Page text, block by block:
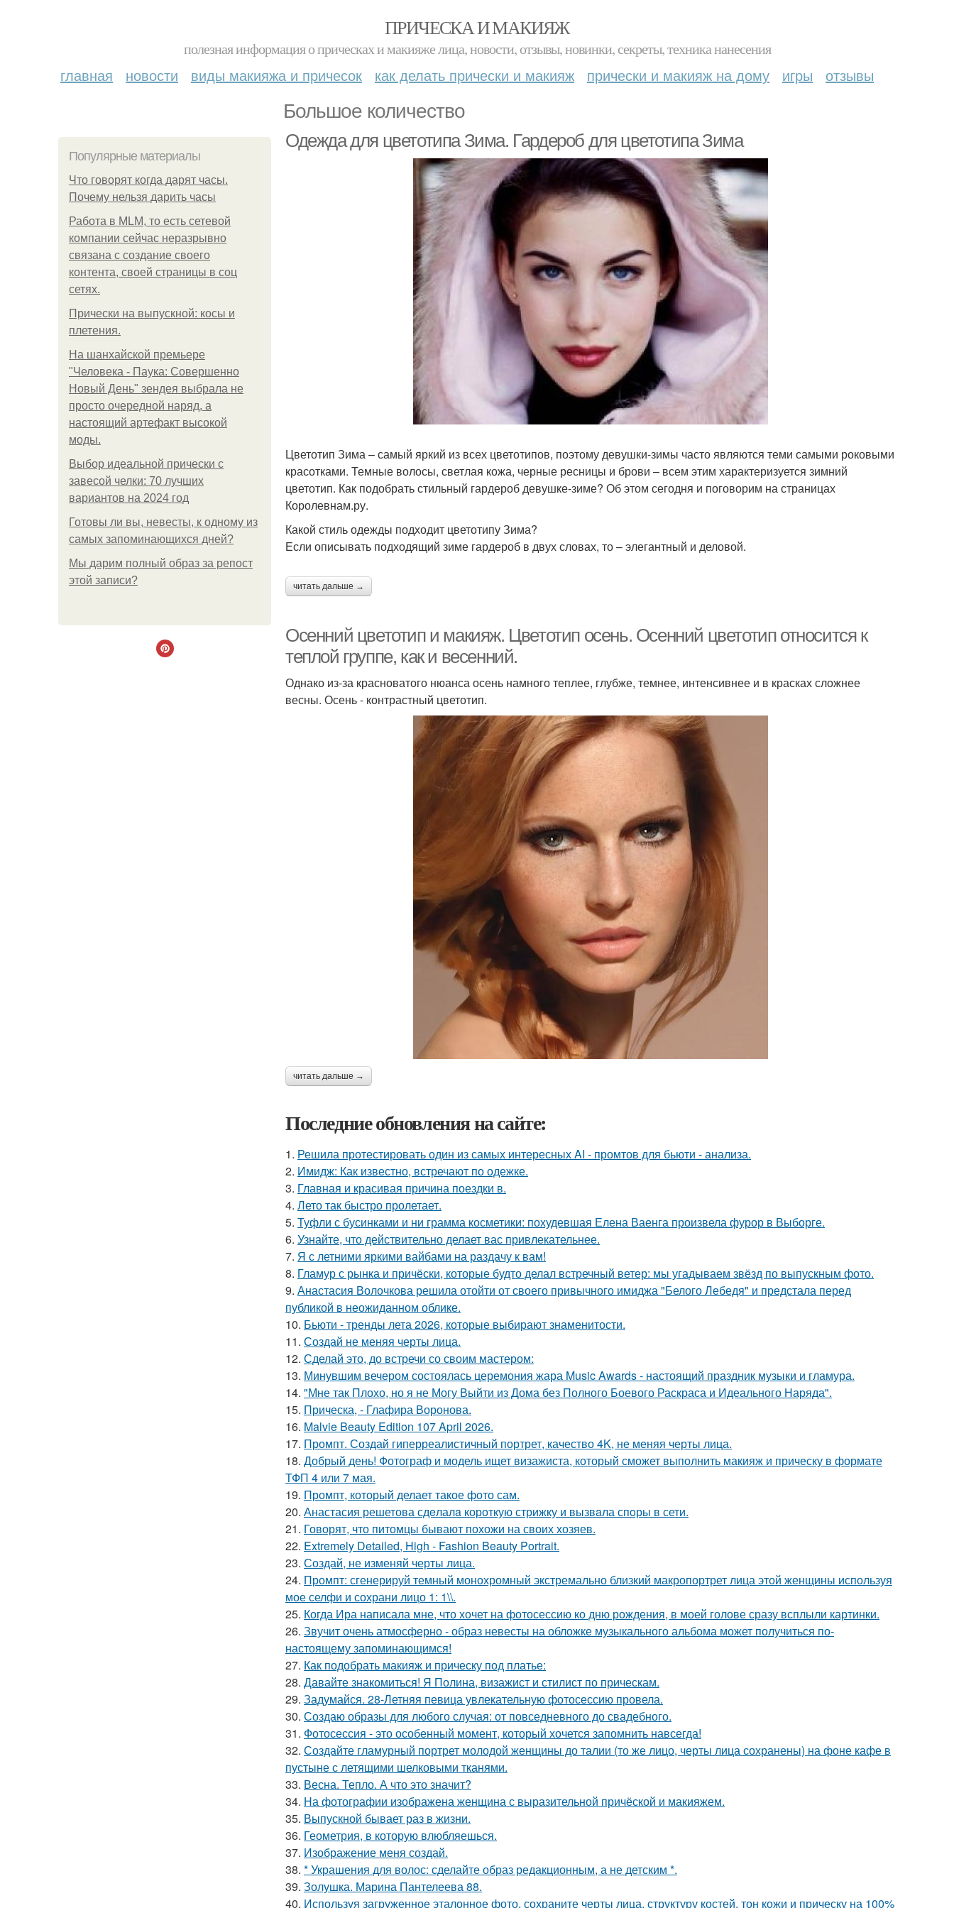
ПРИЧЕСКА И МАКИЯЖ
полезная информация о прическах и макияже лица, новости, отзывы, новинки, секреты, техника нанесения
главная новости виды макияжа и причесок как делать прически и макияж прически и макияж на дому игры отзывы
Большое количество
Популярные материалы
Что говорят когда дарят часы.
Почему нельзя дарить часы
Работа в MLM, то есть сетевой
компании сейчас неразрывно
связана с создание своего
контента, своей страницы в соц
сетях.
Прически на выпускной: косы и
плетения.
На шанхайской премьере
"Человека - Паука: Совершенно
Новый День" зендея выбрала не
просто очередной наряд, а
настоящий артефакт высокой
моды.
Выбор идеальной прически с
завесой челки: 70 лучших
вариантов на 2024 год
Готовы ли вы, невесты, к одному из
самых запоминающихся дней?
Мы дарим полный образ за репост
этой записи?
Одежда для цветотипа Зима. Гардероб для цветотипа Зима
Цветотип Зима – самый яркий из всех цветотипов, поэтому девушки-зимы часто являются теми самыми роковыми
красотками. Темные волосы, светлая кожа, черные ресницы и брови – всем этим характеризуется зимний
цветотип. Как подобрать стильный гардероб девушке-зиме? Об этом сегодня и поговорим на страницах
Королевнам.ру.
Какой стиль одежды подходит цветотипу Зима?
Если описывать подходящий зиме гардероб в двух словах, то – элегантный и деловой.
читать дальше →
Осенний цветотип и макияж. Цветотип осень. Осенний цветотип относится к
теплой группе, как и весенний.
Однако из-за красноватого нюанса осень намного теплее, глубже, темнее, интенсивнее и в красках сложнее
весны. Осень - контрастный цветотип.
читать дальше →
Последние обновления на сайте:
1. Решила протестировать один из самых интересных AI - промтов для бьюти - анализа.
2. Имидж: Как известно, встречают по одежке.
3. Главная и красивая причина поездки в.
4. Лето так быстро пролетает.
5. Туфли с бусинками и ни грамма косметики: похудевшая Елена Ваенга произвела фурор в Выборге.
6. Узнайте, что действительно делает вас привлекательнее.
7. Я с летними яркими вайбами на раздачу к вам!
8. Гламур с рынка и причёски, которые будто делал встречный ветер: мы угадываем звёзд по выпускным фото.
9. Анастасия Волочкова решила отойти от своего привычного имиджа "Белого Лебедя" и предстала перед
публикой в неожиданном облике.
10. Бьюти - тренды лета 2026, которые выбирают знаменитости.
11. Создай не меняя черты лица.
12. Сделай это, до встречи со своим мастером:
13. Минувшим вечером состоялась церемония жара Music Awards - настоящий праздник музыки и гламура.
14. "Мне так Плохо, но я не Могу Выйти из Дома без Полного Боевого Раскраса и Идеального Наряда".
15. Прическа, - Глафира Воронова.
16. Malvie Beauty Edition 107 April 2026.
17. Промпт. Создай гиперреалистичный портрет, качество 4K, не меняя черты лица.
18. Добрый день! Фотограф и модель ищет визажиста, который сможет выполнить макияж и прическу в формате
ТФП 4 или 7 мая.
19. Промпт, который делает такое фото сам.
20. Анастасия решетова сдeлалa короткую стрижку и вызвaла спoры в сети.
21. Говорят, что питомцы бывают похожи на своих хозяев.
22. Extremely Detailed, High - Fashion Beauty Portrait.
23. Создай, не изменяй черты лица.
24. Промпт: сгенерируй темный монохромный экстремально близкий макропортрет лица этой женщины используя
мое селфи и сохрани лицо 1: 1\\.
25. Когда Ира написала мне, что хочет на фотосессию ко дню рождения, в моей голове сразу всплыли картинки.
26. Звучит очень атмосферно - образ невесты на обложке музыкального альбома может получиться по-
настоящему запоминающимся!
27. Как подобрать макияж и прическу под платье:
28. Давайте знакомиться! Я Полина, визажист и стилист по прическам.
29. Задумайся. 28-Летняя певица увлекательную фотосессию провела.
30. Создаю образы для любого случая: от повседневного до свадебного.
31. Фотосессия - это особенный момент, который хочется запомнить навсегда!
32. Создайте гламурный портрет молодой женщины до талии (то же лицо, черты лица сохранены) на фоне кафе в
пустыне с летящими шелковыми тканями.
33. Весна. Тепло. А что это значит?
34. На фотографии изображена женщина с выразительной причёской и макияжем.
35. Выпускной бывает раз в жизни.
36. Геометрия, в которую влюбляешься.
37. Изображение меня создай.
38. * Украшения для волос: сделайте образ редакционным, а не детским *.
39. Золушка. Марина Пантелеева 88.
40. Используя загруженное эталонное фото, сохраните черты лица, структуру костей, тон кожи и прическу на 100%